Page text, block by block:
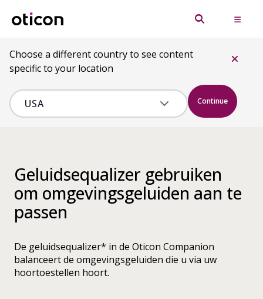
Choose a different country to see content
specific to your location
Continue
Geluidsequalizer gebruiken
om omgevingsgeluiden aan te
passen
De geluidsequalizer* in de Oticon Companion
balanceert de omgevingsgeluiden die u via uw
hoortoestellen hoort.